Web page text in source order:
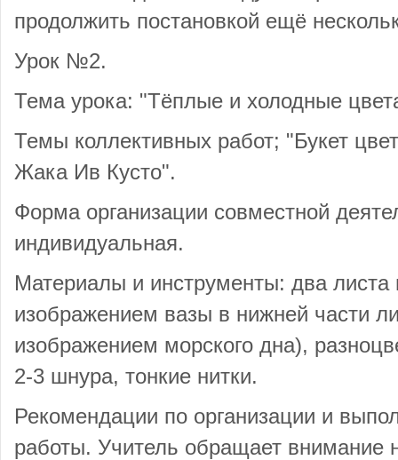
продолжить постановкой ещё
Урок №2.
Тема урока: "Тёплые и холодные
Темы коллективных работ; "Букет
Жака Ив Кусто".
Форма организации совместной
индивидуальная.
Материалы и инструменты: два листа
изображением вазы в нижней части
изображением морского дна),
2-3 шнура, тонкие нитки.
Рекомендации по организации и
работы. Учитель обращает внимание